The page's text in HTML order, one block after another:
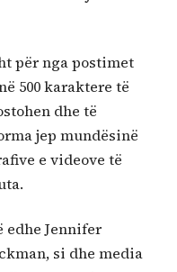
për nga postimet
500 karaktere të
dhe të
jep mundësinë
e videove të
edhe Jennifer
si dhe media